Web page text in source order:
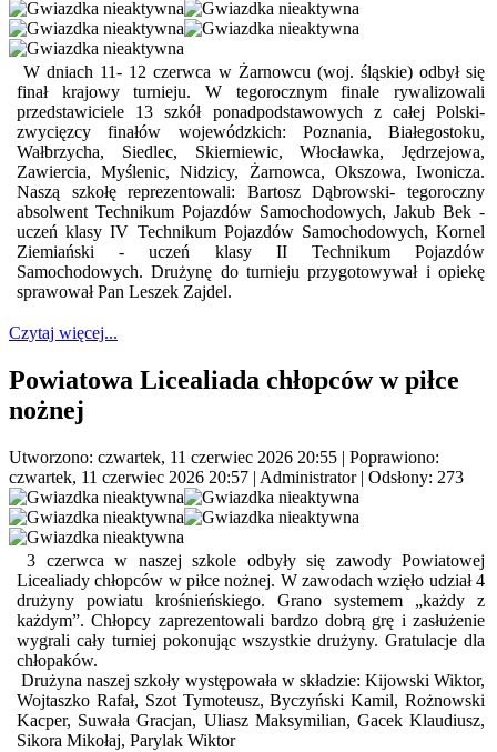
W dniach 11- 12 czerwca w Żarnowcu (woj. śląskie) odbył się
finał krajowy turnieju. W tegorocznym finale rywalizowali
przedstawiciele 13 szkół ponadpodstawowych z całej Polski-
zwycięzcy finałów wojewódzkich: Poznania, Białegostoku,
Wałbrzycha, Siedlec, Skierniewic, Włocławka, Jędrzejowa,
Zawiercia, Myślenic, Nidzicy, Żarnowca, Okszowa, Iwonicza.
Naszą szkołę reprezentowali: Bartosz Dąbrowski- tegoroczny
absolwent Technikum Pojazdów Samochodowych, Jakub Bek -
uczeń klasy IV Technikum Pojazdów Samochodowych, Kornel
Ziemiański - uczeń klasy II Technikum Pojazdów
Samochodowych. Drużynę do turnieju przygotowywał i opiekę
sprawował Pan Leszek Zajdel.
Czytaj więcej...
Powiatowa Licealiada chłopców w piłce
nożnej
Utworzono: czwartek, 11 czerwiec 2026 20:55 | Poprawiono:
czwartek, 11 czerwiec 2026 20:57 | Administrator| Odsłony: 273
3 czerwca w naszej szkole odbyły się zawody Powiatowej
Licealiady chłopców w piłce nożnej. W zawodach wzięło udział 4
drużyny powiatu krośnieńskiego. Grano systemem „każdy z
każdym”. Chłopcy zaprezentowali bardzo dobrą grę i zasłużenie
wygrali cały turniej pokonując wszystkie drużyny. Gratulacje dla
chłopaków.
Drużyna naszej szkoły występowała w składzie: Kijowski Wiktor,
Wojtaszko Rafał, Szot Tymoteusz, Byczyński Kamil, Rożnowski
Kacper, Suwała Gracjan, Uliasz Maksymilian, Gacek Klaudiusz,
Sikora Mikołaj, Parylak Wiktor